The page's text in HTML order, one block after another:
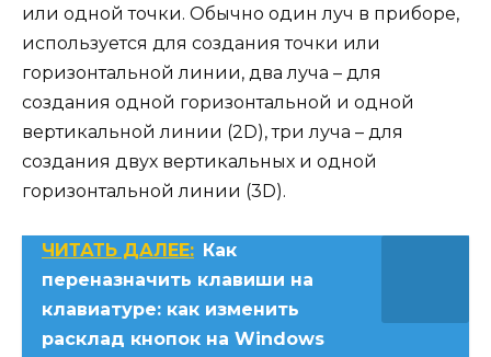
или одной точки. Обычно один луч в приборе,
используется для создания точки или
горизонтальной линии, два луча – для
создания одной горизонтальной и одной
вертикальной линии (2D), три луча – для
создания двух вертикальных и одной
горизонтальной линии (3D).
ЧИТАТЬ ДАЛЕЕ: Как
переназначить клавиши на
клавиатуре: как изменить
расклад кнопок на Windows